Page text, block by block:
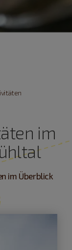
im
im Überblick